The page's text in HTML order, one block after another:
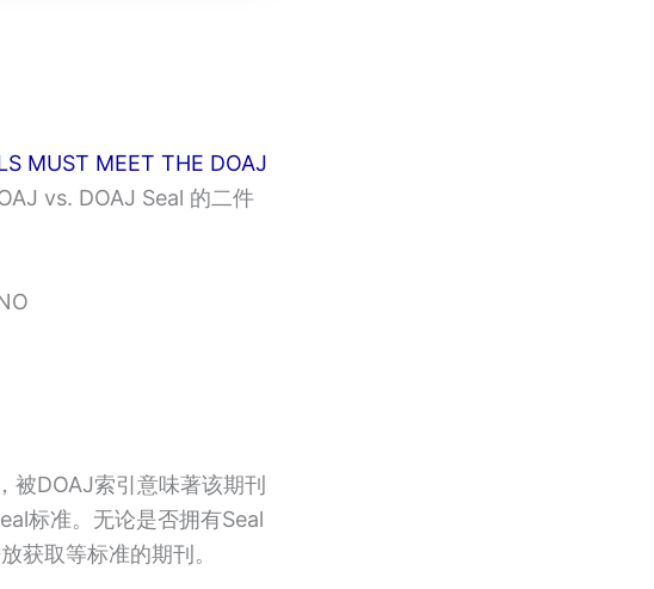
MUST MEET THE DOAJ
vs. DOAJ Seal 的二件
被DOAJ索引意味著该期刊
标准。无论是否拥有Seal
获取等标准的期刊。